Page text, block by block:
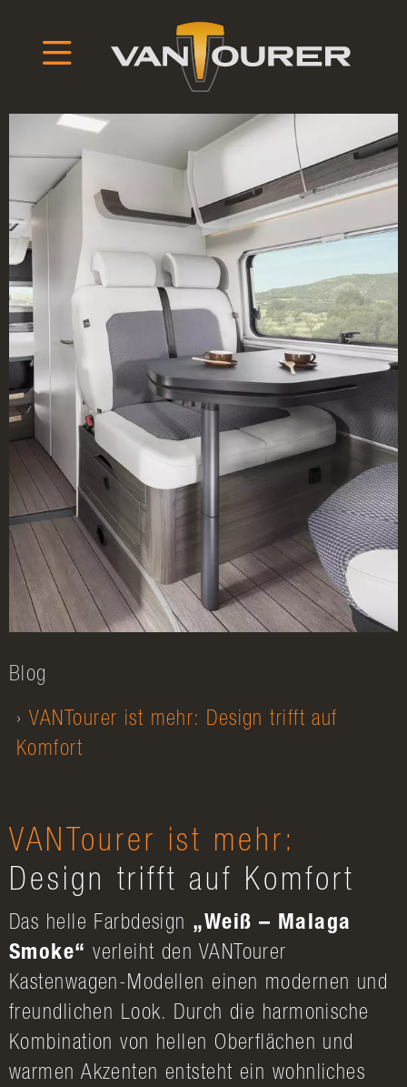
Blog
VANTourer ist mehr: Design trifft auf
Komfort
VANTourer ist mehr:
Design trifft auf Komfort
Das helle Farbdesign „Weiß – Malaga
Smoke“ verleiht den VANTourer
Kastenwagen-Modellen einen modernen und
freundlichen Look. Durch die harmonische
Kombination von hellen Oberflächen und
warmen Akzenten entsteht ein wohnliches